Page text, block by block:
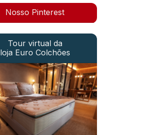
Nosso Pinterest
Tour virtual da
loja Euro Colchões